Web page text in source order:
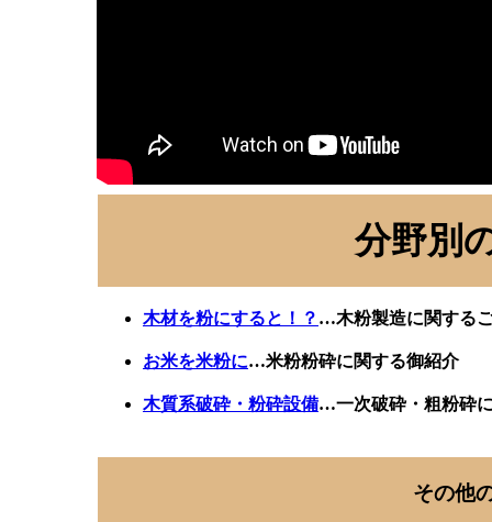
分野別
木材を粉にすると！？ …木粉製造に関する
お米を米粉に…米粉粉砕に関する御紹介
木質系破砕・粉砕設備…一次破砕・粗粉砕
その他